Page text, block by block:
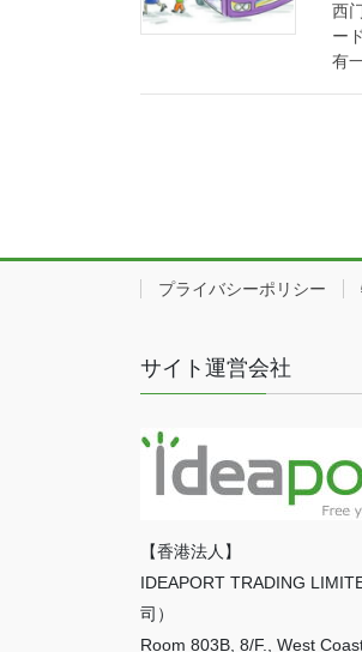
西
ー
有
ナ
ビ
ー
シ
ョ
プライバシーポリシー
サイト運営会社
【香港法人】
IDEAPORT TRADING
司）
Room 803B, 8/F., West